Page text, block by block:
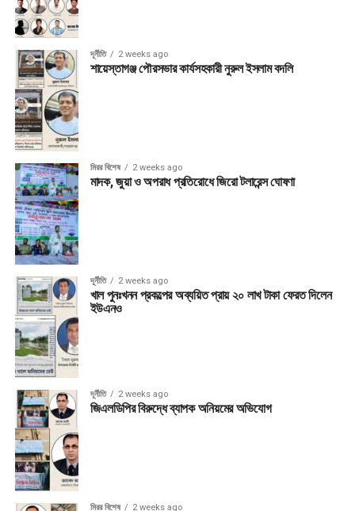
দূর্নীতি 2 weeks ago
শায়েস্তাগঞ্জ পৌরসভার কার্যসহকারী নুরুল ইসলাম বদলি
মিরর বিশেষ 2 weeks ago
মাদক, জুয়া ও অপরাধ প্রতিরোধে জিরো টলারেন্স ঘোষণা
দূর্নীতি 2 weeks ago
খাল পুনঃখনন প্রকল্পের অব্যয়িত প্রায় ২০ লাখ টাকা ফেরত দিলেন
ইউএনও
দূর্নীতি 2 weeks ago
জিএলডিপির বিরুদ্ধে ব্যাপক অনিয়মের অভিযোগ
মিরর বিশেষ 2 weeks ago